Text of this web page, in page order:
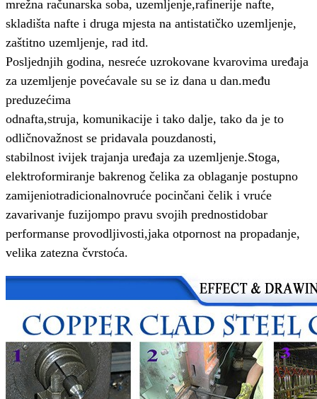
mrežna računarska soba, uzemljenje,rafinerije nafte,
skladišta nafte i druga mjesta na antistatičko uzemljenje,
zaštitno uzemljenje, rad itd.
Posljednjih godina, nesreće uzrokovane kvarovima uređaja
za uzemljenje povećavale su se iz dana u dan.među
preduzećima
odnafta,struja, komunikacije i tako dalje, tako da je to
odličnovažnost se pridavala pouzdanosti,
stabilnost ivijek trajanja uređaja za uzemljenje.Stoga,
elektroformiranje bakrenog čelika za oblaganje postupno
zamijeniotradicionalnovruće pocinčani čelik i vruće
zavarivanje fuzijompo pravu svojih prednostidobar
performanse provodljivosti,jaka otpornost na propadanje,
velika zatezna čvrstoća.